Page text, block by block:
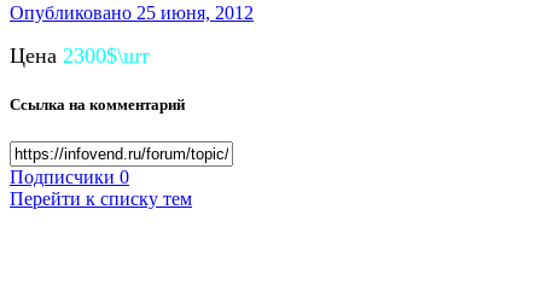
Опубликовано 25 июня, 2012
Цена 2300$\шт
Ссылка на комментарий
Подписчики 0
Перейти к списку тем